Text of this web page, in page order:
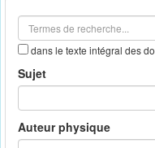
dans le texte intégral des
Sujet
Auteur physique